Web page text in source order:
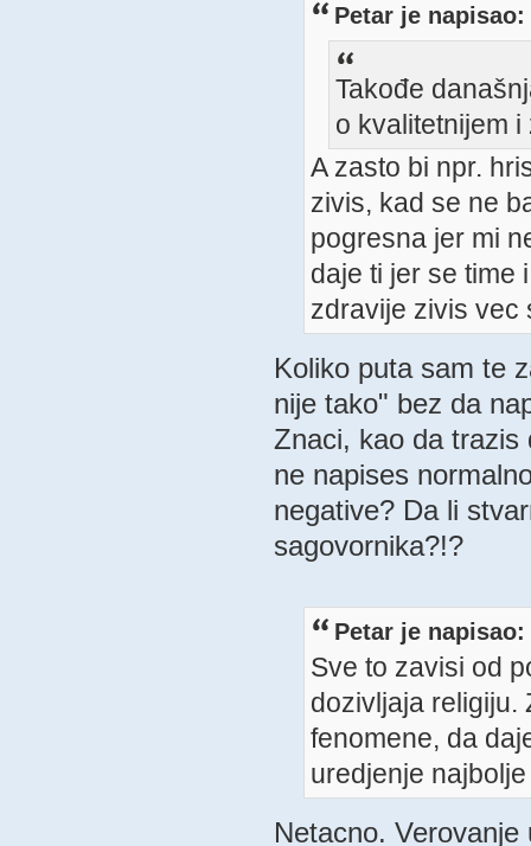
Petar je napisao:
Takođe
o kvalitetnijem
A zasto bi npr.
zivis, kad se ne
pogresna jer mi
daje ti jer se time
zdravije zivis vec
Koliko puta sam te
nije tako" bez da
Znaci, kao da trazis
ne napises
negative? Da li
sagovornika?!?
Petar je napisao:
Sve to zavisi od
dozivljaja religiju.
fenomene, da
uredjenje
Netacno.